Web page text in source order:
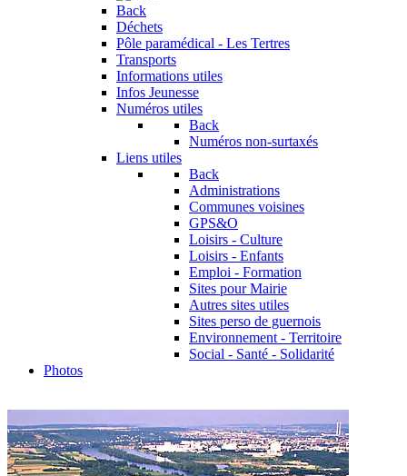
Back
Déchets
Pôle paramédical - Les Tertres
Transports
Informations utiles
Infos Jeunesse
Numéros utiles
Back
Numéros non-surtaxés
Liens utiles
Back
Administrations
Communes voisines
GPS&O
Loisirs - Culture
Loisirs - Enfants
Emploi - Formation
Sites pour Mairie
Autres sites utiles
Sites perso de guernois
Environnement - Territoire
Social - Santé - Solidarité
Photos